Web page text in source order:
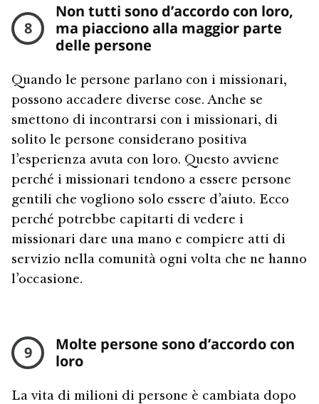
8
Non tutti sono d’accordo con loro,
ma piacciono alla maggior parte
delle persone
Quando le persone parlano con i missionari,
possono accadere diverse cose. Anche se
smettono di incontrarsi con i missionari, di
solito le persone considerano positiva
l’esperienza avuta con loro. Questo avviene
perché i missionari tendono a essere persone
gentili che vogliono solo essere d’aiuto. Ecco
perché potrebbe capitarti di vedere i
missionari dare una mano e compiere atti di
servizio nella comunità ogni volta che ne hanno
l’occasione.
9
Molte persone sono d’accordo con
loro
La vita di milioni di persone è cambiata dopo